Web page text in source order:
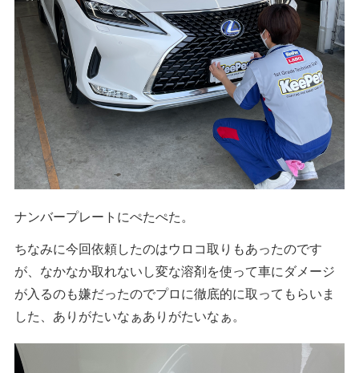
ナンバープレートにぺたぺた。
ちなみに今回依頼したのはウロコ取りもあったのです
が、なかなか取れないし変な溶剤を使って車にダメージ
が入るのも嫌だったのでプロに徹底的に取ってもらいま
した、ありがたいなぁありがたいなぁ。